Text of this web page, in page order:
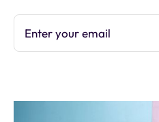
Enter your email